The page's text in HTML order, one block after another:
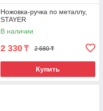
Ножовка-ручка по металлу,
STAYER
В наличии
2 330 ₸ 2 680 ₸
Купить